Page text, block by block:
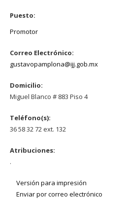
Puesto:
Promotor
Correo Electrónico:
gustavopamplona@ijj.gob.mx
Domicilio:
Miguel Blanco # 883 Piso 4
Teléfono(s):
36 58 32 72 ext. 132
Atribuciones:
.
Versión para impresión
Enviar por correo electrónico